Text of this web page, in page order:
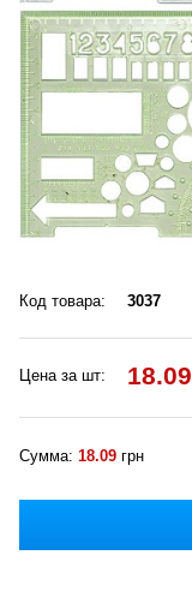
Код товара: 3037
Цена за шт: 18.09
Сумма: 18.09 грн